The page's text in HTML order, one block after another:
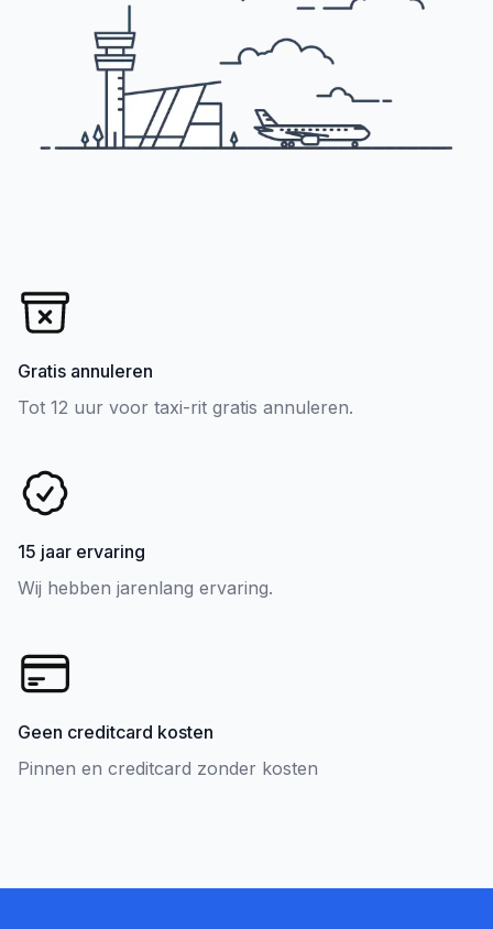
Gratis annuleren
Tot 12 uur voor taxi-rit gratis annuleren.
15 jaar ervaring
Wij hebben jarenlang ervaring.
Geen creditcard kosten
Pinnen en creditcard zonder kosten